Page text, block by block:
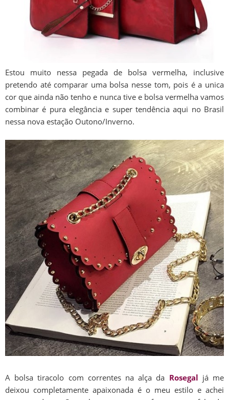
Estou muito nessa pegada de bolsa vermelha, inclusive
pretendo até comparar uma bolsa nesse tom, pois é a unica
cor que ainda não tenho e nunca tive e bolsa vermelha vamos
combinar é pura elegância e super tendência aqui no Brasil
nessa nova estação Outono/Inverno.
A bolsa tiracolo com correntes na alça da Rosegal já me
deixou completamente apaixonada é o meu estilo e achei